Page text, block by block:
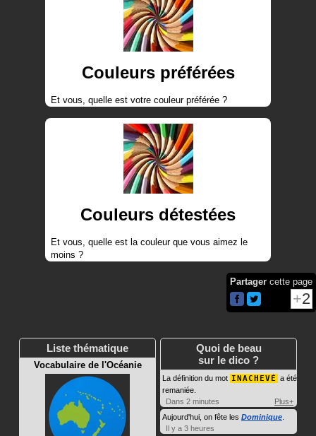
Couleurs préférées
Et vous, quelle est votre couleur préférée ?
Couleurs détestées
Et vous, quelle est la couleur que vous aimez le
moins ?
Partager cette page
2
Liste thématique
Vocabulaire de l'Océanie
Quoi de beau
sur le dico ?
La définition du mot INACHEVÉ a été
remaniée.
Dans 2 minutes
Plus+
Aujourd'hui, on fête les Dominique
Il y a 3 heures